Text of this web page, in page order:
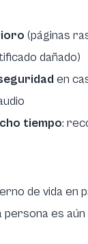
(páginas
dañado)
en
tiempo:
de vida en
persona es